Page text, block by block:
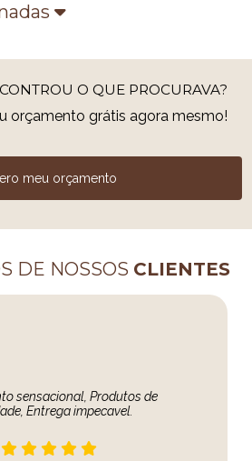
O QUE PROCURAVA?
orçamento grátis agora mesmo!
meu orçamento
DE NOSSOS CLIENTES
sensacional, Produtos de
Entrega impecavel.